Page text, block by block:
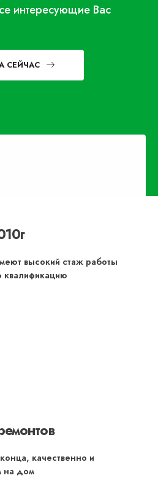
интересующие Вас
СЕЙЧАС
высокий стаж работы
квалификацию
качественно и
на дом